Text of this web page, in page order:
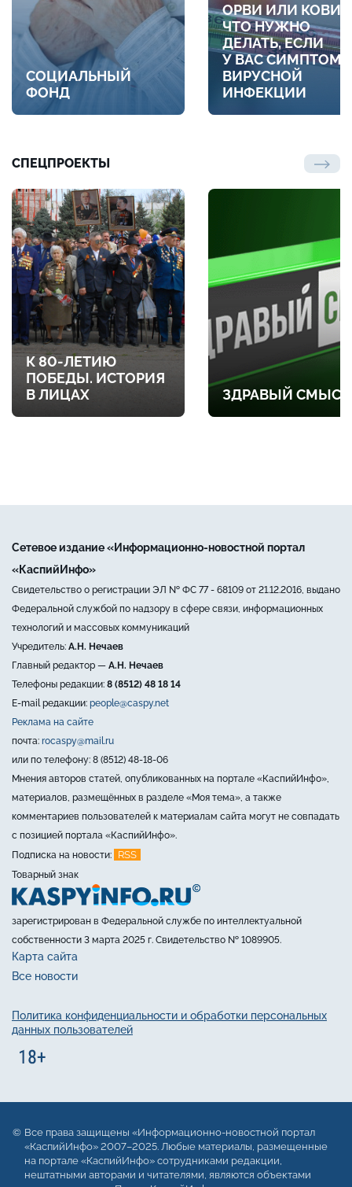
СОЦИАЛЬНЫЙ
ФОНД
ОРВИ ИЛИ
ЧТО НУЖНО
ДЕЛАТЬ, ЕСЛИ
У ВАС
ВИРУСНОЙ
ИНФЕКЦИИ
СПЕЦПРОЕКТЫ
К 80-ЛЕТИЮ
ПОБЕДЫ. ИСТОРИЯ
В ЛИЦАХ
ЗДРАВЫЙ СМЫСЛ
Сетевое издание «Информационно-новостной портал
«КаспийИнфо»
Свидетельство о регистрации ЭЛ № ФС 77 - 68109 от 21.12.2016, выдано
Федеральной службой по надзору в сфере связи, информационных
технологий и массовых коммуникаций
Учредитель: А.Н. Нечаев
Главный редактор — А.Н. Нечаев
Телефоны редакции: 8 (8512) 48 18 14
E-mail редакции: people@caspy.net
Реклама на сайте
почта: rocaspy@mail.ru
или по телефону: 8 (8512) 48-18-06
Мнения авторов статей, опубликованных на портале «КаспийИнфо»,
материалов, размещённых в разделе «Моя тема», а также
комментариев пользователей к материалам сайта могут не совпадать
с позицией портала «КаспийИнфо».
Подписка на новости:
RSS
Товарный знак
зарегистрирован в Федеральной службе по интеллектуальной
собственности 3 марта 2025 г. Свидетельство № 1089905.
Карта сайта
Все новости
Политика конфиденциальности и обработки персональных
данных пользователей
Все права защищены «Информационно-новостной портал
«КаспийИнфо» 2007–2025. Любые материалы, размещенные
на портале «КаспийИнфо» сотрудниками редакции,
нештатными авторами и читателями, являются объектами